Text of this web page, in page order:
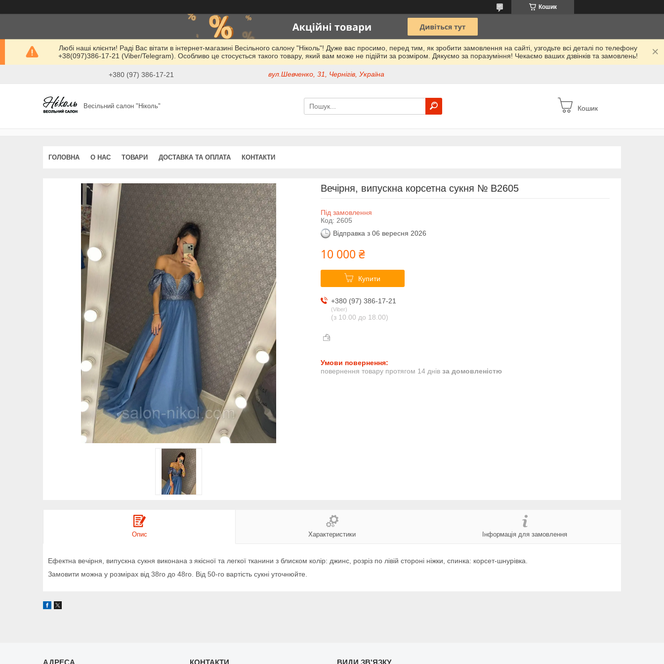
Кошик
Любі наші клієнти! Раді Вас вітати в інтернет-магазині Весільного салону "Ніколь"! Дуже вас просимо, перед тим, як зробити замовлення на сайті, узгодьте всі деталі по телефону
+38(097)386-17-21 (Viber/Telegram). Особливо це стосується такого товару, який вам може не підійти за розміром. Дякуємо за поразуміння! Чекаємо ваших дзвінків та замовлень!
+380 (97) 386-17-21 вул.Шевченко, 31, Чернігів, Україна
Весільний салон "Ніколь" Кошик
ГОЛОВНА О НАС ТОВАРИ ДОСТАВКА ТА ОПЛАТА КОНТАКТИ
Вечірня, випускна корсетна сукня № В2605
Під замовлення
Код: 2605
Відправка з 06 вересня 2026
10 000 ₴
Купити
+380 (97) 386-17-21
Viber
(з 10.00 до 18.00)
повернення товару протягом 14 днів за домовленістю
Опис Характеристики Інформація для замовлення
Ефектна вечірня, випускна сукня виконана з якісної та легкої тканини з блиском колір: джинс, розріз по лівій стороні ніжки, спинка: корсет-шнурівка.
Замовити можна у розмірах від 38го до 48го. Від 50-го вартість сукні уточнюйте.